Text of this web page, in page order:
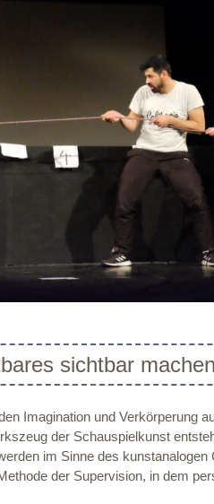
sichtbar
Imagination und Verkörperung
der Schauspielkunst
im Sinne des
der Supervision, in dem